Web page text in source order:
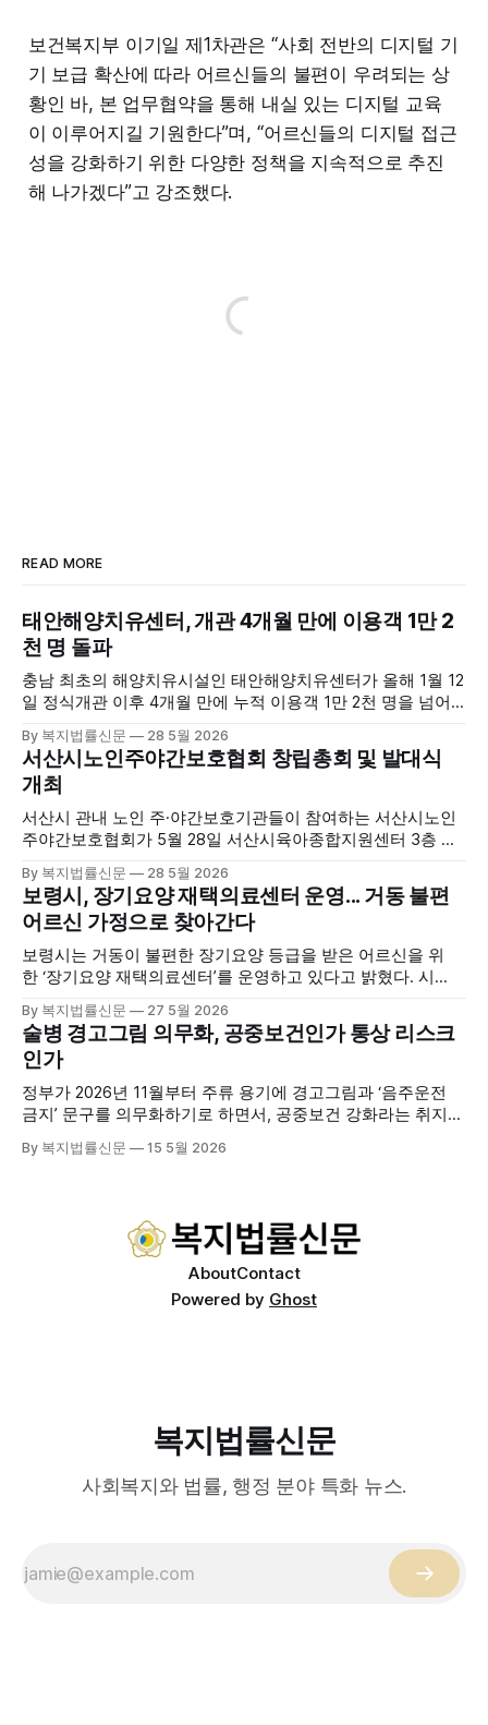
보건복지부 이기일 제1차관은 “사회 전반의 디지털 기
기 보급 확산에 따라 어르신들의 불편이 우려되는 상
황인 바, 본 업무협약을 통해 내실 있는 디지털 교육
이 이루어지길 기원한다”며, “어르신들의 디지털 접근
성을 강화하기 위한 다양한 정책을 지속적으로 추진
해 나가겠다”고 강조했다.
READ MORE
태안해양치유센터, 개관 4개월 만에 이용객 1만 2
천 명 돌파
충남 최초의 해양치유시설인 태안해양치유센터가 올해 1월 12
일 정식개관 이후 4개월 만에 누적 이용객 1만 2천 명을 넘어
양자원을 활용한 맞춤형 프로그램과 차별화된 웰니스 콘텐츠
를 선보이며 관광객과 군민의 발길을 끌고 있다. 센터는 염지
하수, 피트 등 태안의 청정 해양자원을 활용해 몸과 마음의 회
복을 돕는 다양한 프로그램을 운영하고
By 복지법률신문 28 5월 2026
서산시노인주야간보호협회 창립총회 및 발대식
개최
서산시 관내 노인 주·야간보호기관들이 참여하는 서산시노인
주야간보호협회가 5월 28일 서산시육아종합지원센터 3층 공
행사에는 서산시 관내 주·야간보호기관 관계자와 종사자, 유관
기관 내빈 등 약 100여명이 참석했으며, 서산시청 관계자, 서
산시노인복지시설협회, 서산시재가복지협회, 서산시사회복지
사협회 등 지역 노인복지 관련 기관 관계자들이 함께해 협회
출범을 축하했다. 서산시노인주야간보호협회는 서산시 소재
By 복지법률신문 28 5월 2026
보령시, 장기요양 재택의료센터 운영... 거동 불편
어르신 가정으로 찾아간다
보령시는 거동이 불편한 장기요양 등급을 받은 어르신을 위
한 ‘장기요양 재택의료센터’를 운영하고 있다고 밝혔다. 시
고 본격적인 서비스 제공에 나서고 있다. 재택의료센터
는 (한)의사가 거동 불편으로 의료기관 이용이 어렵다고 판단
한 장기요양 등급자를 대상으로, (한)의사·간호사·사회복지사
로 구성된 다학제 팀이 직접 가정을 방문해 건강관리서비스
를 제공하는
By 복지법률신문 27 5월 2026
술병 경고그림 의무화, 공중보건인가 통상 리스크
인가
정부가 2026년 11월부터 주류 용기에 경고그림과 ‘음주운전
금지’ 문구를 의무화하기로 하면서, 공중보건 강화라는 취지와
도는 국제 통상 규범, 영세업체 부담, 소비자 선택권 등 다양한
By 복지법률신문 15 5월 2026
AboutContact
Powered by Ghost
복지법률신문
사회복지와 법률, 행정 분야 특화 뉴스.